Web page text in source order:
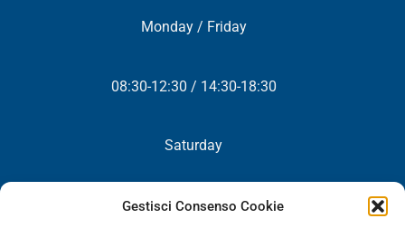
Gestisci Consenso Cookie
Monday / Friday
08:30-12:30 / 14:30-18:30
Saturday
Closed